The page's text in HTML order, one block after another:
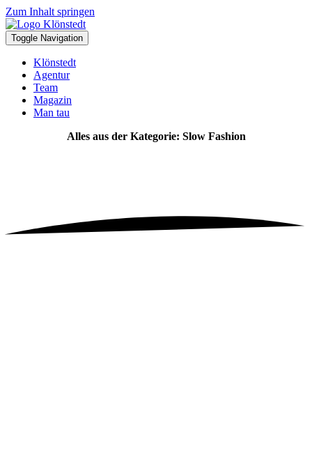
Zum Inhalt springen
Toggle Navigation
Klönstedt
Agentur
Team
Magazin
Man tau
Alles aus der Kategorie: Slow Fashion